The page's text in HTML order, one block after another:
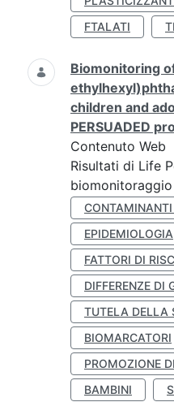
FTALATI
Biomonitoring
children and
PERSUADED
Contenuto Web
Risultati di Life
biomonitoraggio
EPIDEMIOLOGIA
FATTORI DI
DIFFERENZE DI
TUTELA DELLA
BIOMARCATORI
PROMOZIONE
BAMBINI